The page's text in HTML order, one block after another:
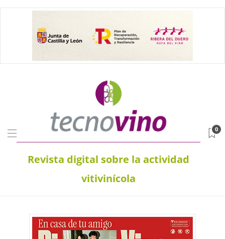
Revista digital sobre la actividad
vitivinícola
0